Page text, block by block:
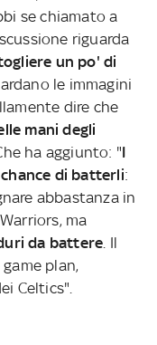
se chiamato a
riguarda
un po' di
le immagini
dire che
mani degli
ha aggiunto: "I
di batterli:
abbastanza in
ma
da battere . Il
plan,
Celtics".